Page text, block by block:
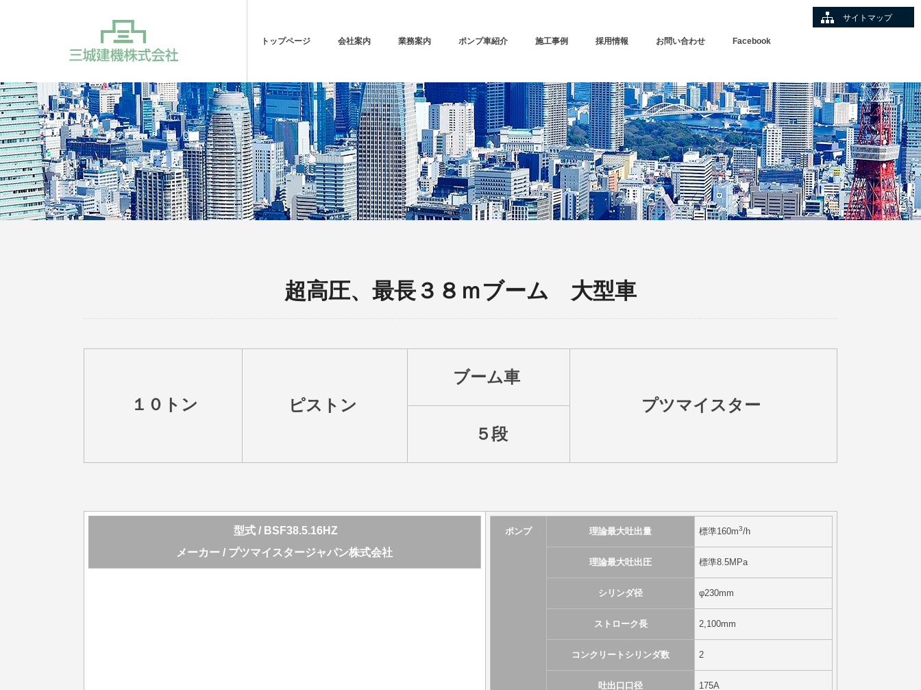
トップページ 会社案内 業務案内 ポンプ車紹介 施工事例 採用情報 お問い合わせ Facebook
サイトマップ
超高圧、最長３８ｍブーム 大型車
１０トン ピストン
ブーム車
プツマイスター
５段
型式 / BSF38.5.16HZ
メーカー / プツマイスタージャパン株式会社
ポンプ 理論最大吐出量 標準160m3/h
理論最大吐出圧 標準8.5MPa
シリンダ径 φ230mm
ストローク長 2,100mm
コンクリートシリンダ数 2
吐出口口径 175A